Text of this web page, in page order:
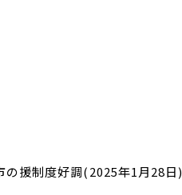
の援制度好調(2025年1月28日)